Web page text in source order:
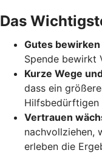
Das
Gutes
Spende bewirkt
Kurze Wege
dass ein
Hilfsbedürftigen
Vertrauen
nachvollziehen,
erleben die